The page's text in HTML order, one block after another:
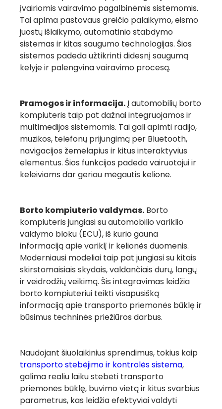
įvairiomis vairavimo pagalbinėmis sistemomis.
Tai apima pastovaus greičio palaikymo, eismo
juostų išlaikymo, automatinio stabdymo
sistemas ir kitas saugumo technologijas. Šios
sistemos padeda užtikrinti didesnį saugumą
kelyje ir palengvina vairavimo procesą.
Pramogos ir informacija.Į automobilių borto
kompiuteris taip pat dažnai integruojamos ir
multimedijos sistemomis. Tai gali apimti radijo,
muzikos, telefonų prijungimą per Bluetooth,
navigacijos žemėlapius ir kitus interaktyvius
elementus. Šios funkcijos padeda vairuotojui ir
keleiviams dar geriau mėgautis kelione.
Borto kompiuterio valdymas. Borto
kompiuteris jungiasi su automobilio variklio
valdymo bloku (ECU), iš kurio gauna
informaciją apie variklį ir kelionės duomenis.
Moderniausi modeliai taip pat jungiasi su kitais
skirstomaisiais skydais, valdančiais durų, langų
ir veidrodžių veikimą. Šis integravimas leidžia
borto kompiuteriui teikti visapusišką
informaciją apie transporto priemonės būklę ir
būsimus techninės priežiūros darbus.
Naudojant šiuolaikinius sprendimus, tokius kaip
transporto stebėjimo ir kontrolės sistema,
galima realiu laiku stebėti transporto
priemonės būklę, buvimo vietą ir kitus svarbius
parametrus, kas leidžia efektyviai valdyti